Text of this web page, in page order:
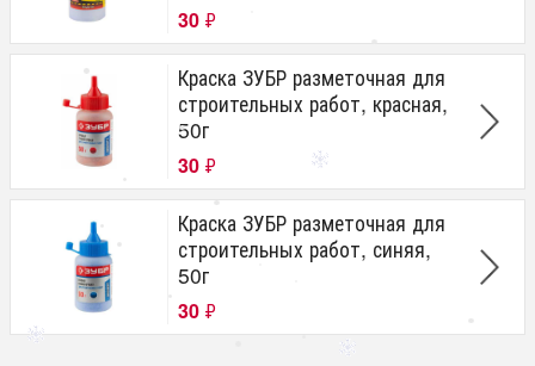
30 ₽
Краска ЗУБР разметочная для
строительных работ, красная,
50г
30 ₽
Краска ЗУБР разметочная для
строительных работ, синяя,
50г
30 ₽